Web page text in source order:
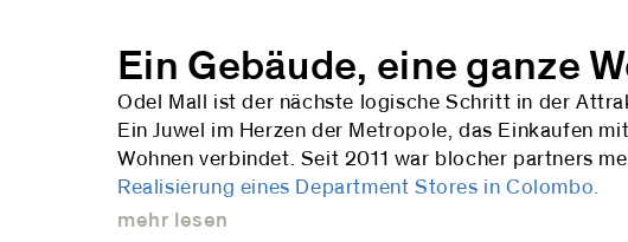
Ein Gebäude, eine ganze
Odel Mall ist der nächste logische Schritt in der
Ein Juwel im Herzen der Metropole, das Einkaufen
Wohnen verbindet. Seit 2011 war blocher partners
Realisierung eines Department Stores in Colombo.
mehr lesen